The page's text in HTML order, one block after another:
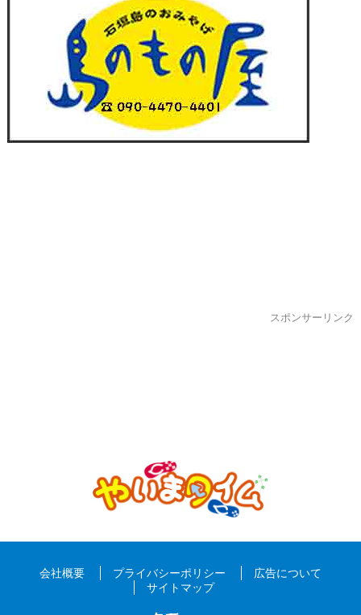
スポンサーリンク
会社概要 プライバシーポリシー
広告について
サイトマップ